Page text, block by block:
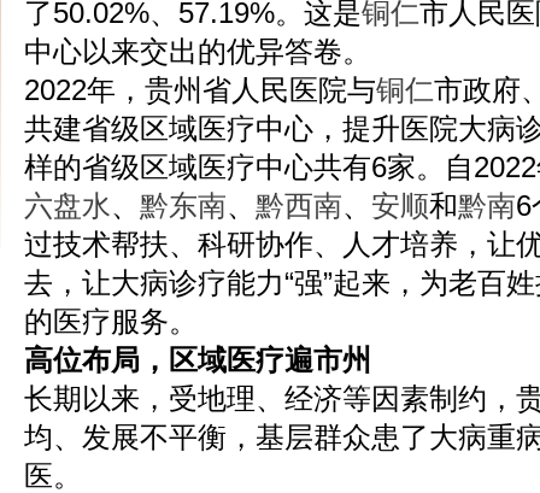
了50.02%、57.19%。这是铜仁市人民
中心以来交出的优异答卷。
2022年，贵州省人民医院与铜仁市政府
共建省级区域医疗中心，提升医院大病
样的省级区域医疗中心共有6家。自
六盘水、 黔东南、 黔西南、 安顺和黔南6
过技术帮扶、科研协作、人才培养，让
去，让大病诊疗能力“强”起来，为老百
的医疗服务。
高位布局，区域医疗遍市州
长期以来，受地理、经济等因素制约，
均、发展不平衡，基层群众患了大病重
医。